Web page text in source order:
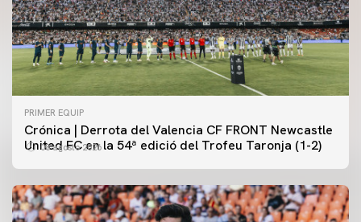
PRIMER EQUIP
Crónica | Derrota del Valencia CF FRONT Newcastle
United FC en la 54ª edició del Trofeu Taronja (1-2)
08 agosto 2026